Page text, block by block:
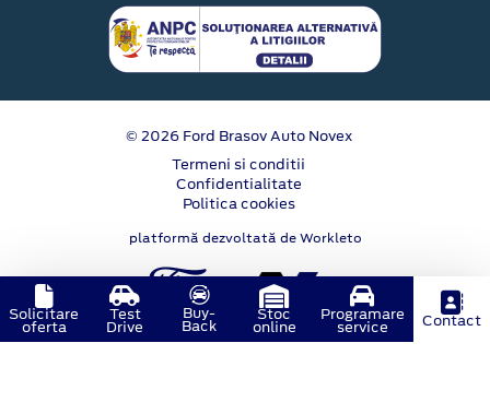
© 2026 Ford Brasov Auto Novex
Termeni si conditii
Confidentialitate
Politica cookies
platformă dezvoltată de Workleto
Solicitare
oferta
Test
Drive
Buy-
Back
Stoc
online
Programare
service Contact